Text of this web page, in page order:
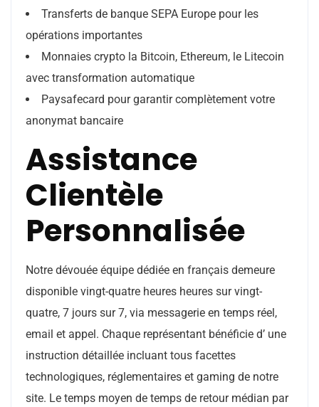
Transferts de banque SEPA Europe pour les
opérations importantes
Monnaies crypto la Bitcoin, Ethereum, le Litecoin
avec transformation automatique
Paysafecard pour garantir complètement votre
anonymat bancaire
Assistance
Clientèle
Personnalisée
Notre dévouée équipe dédiée en français demeure
disponible vingt-quatre heures heures sur vingt-
quatre, 7 jours sur 7, via messagerie en temps réel,
email et appel. Chaque représentant bénéficie d’ une
instruction détaillée incluant tous facettes
technologiques, réglementaires et gaming de notre
site. Le temps moyen de temps de retour médian par